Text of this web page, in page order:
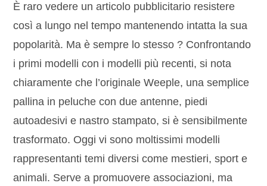
È raro vedere un articolo pubblicitario resistere
così a lungo nel tempo mantenendo intatta la sua
popolarità. Ma è sempre lo stesso ? Confrontando
i primi modelli con i modelli più recenti, si nota
chiaramente che l’originale Weeple, una semplice
pallina in peluche con due antenne, piedi
autoadesivi e nastro stampato, si è sensibilmente
trasformato. Oggi vi sono moltissimi modelli
rappresentanti temi diversi come mestieri, sport e
animali. Serve a promuovere associazioni, ma